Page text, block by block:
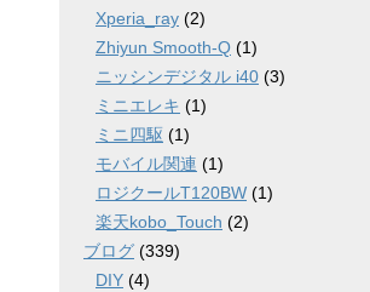
Xperia_ray (2)
Zhiyun Smooth-Q (1)
ニッシンデジタル i40 (3)
ミニエレキ (1)
ミニ四駆 (1)
モバイル関連 (1)
ロジクールT120BW (1)
楽天kobo_Touch (2)
ブログ (339)
DIY (4)